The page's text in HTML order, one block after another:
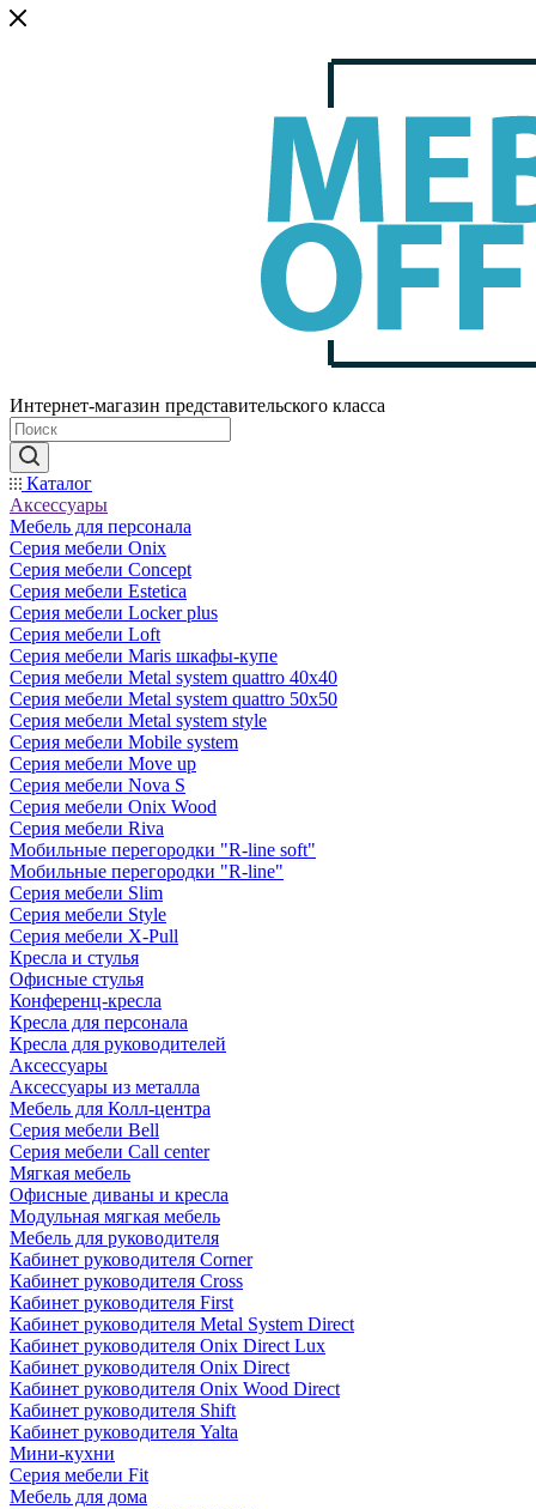
Интернет-магазин представительского класса
Каталог
Аксессуары
Мебель для персонала
Серия мебели Onix
Серия мебели Concept
Серия мебели Estetica
Серия мебели Locker plus
Серия мебели Loft
Серия мебели Maris шкафы-купе
Серия мебели Metal system quattro 40x40
Серия мебели Metal system quattro 50x50
Серия мебели Metal system style
Серия мебели Mobile system
Серия мебели Move up
Серия мебели Nova S
Серия мебели Onix Wood
Серия мебели Riva
Мобильные перегородки "R-line soft"
Мобильные перегородки "R-line"
Серия мебели Slim
Серия мебели Style
Серия мебели X-Pull
Кресла и стулья
Офисные стулья
Конференц-кресла
Кресла для персонала
Кресла для руководителей
Аксессуары
Аксессуары из металла
Мебель для Колл-центра
Серия мебели Bell
Серия мебели Call center
Мягкая мебель
Офисные диваны и кресла
Модульная мягкая мебель
Мебель для руководителя
Кабинет руководителя Corner
Кабинет руководителя Cross
Кабинет руководителя First
Кабинет руководителя Metal System Direct
Кабинет руководителя Onix Direct Lux
Кабинет руководителя Onix Direct
Кабинет руководителя Onix Wood Direct
Кабинет руководителя Shift
Кабинет руководителя Yalta
Мини-кухни
Серия мебели Fit
Мебель для дома